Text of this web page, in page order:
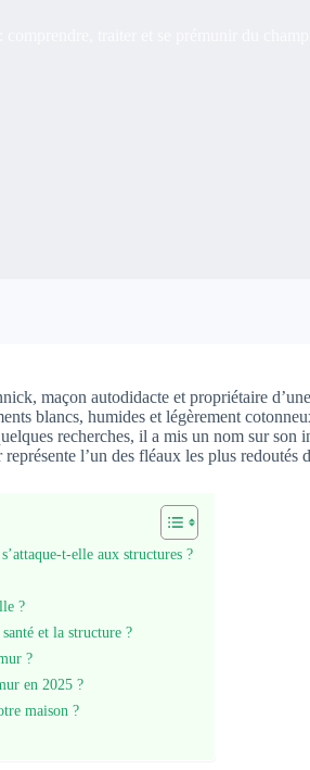
maçon autodidacte et propriétaire
blancs, humides et légèrement
recherches, il a mis un nom sur
l’un des fléaux les plus redoutés
t-elle aux structures ?
?
et la structure ?
?
en 2025 ?
maison ?